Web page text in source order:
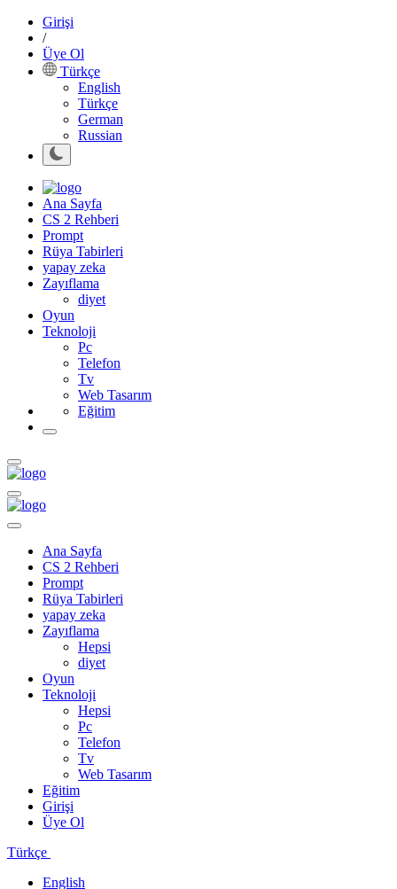
Girişi
/
Üye Ol
Türkçe
English
Türkçe
German
Russian
Ana Sayfa
CS 2 Rehberi
Prompt
Rüya Tabirleri
yapay zeka
Zayıflama
diyet
Oyun
Teknoloji
Pc
Telefon
Tv
Web Tasarım
Eğitim
Ana Sayfa
CS 2 Rehberi
Prompt
Rüya Tabirleri
yapay zeka
Zayıflama
Hepsi
diyet
Oyun
Teknoloji
Hepsi
Pc
Telefon
Tv
Web Tasarım
Eğitim
Girişi
Üye Ol
Türkçe
English